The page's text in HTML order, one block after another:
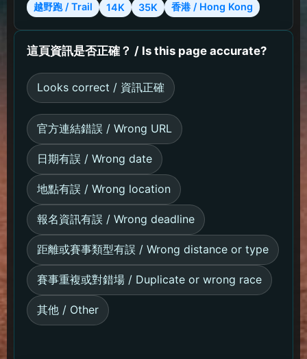
越野跑 / Trail 14K 35K 香港 / Hong Kong
這頁資訊是否正確？ / Is this page accurate?
Looks correct / 資訊正確
官方連結錯誤 / Wrong URL
日期有誤 / Wrong date
地點有誤 / Wrong location
報名資訊有誤 / Wrong deadline
距離或賽事類型有誤 / Wrong distance or type
賽事重複或對錯場 / Duplicate or wrong race
其他 / Other